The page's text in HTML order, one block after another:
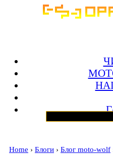
Home › Блоги › Блог moto-wolf